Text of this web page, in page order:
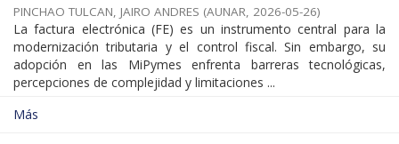
PINCHAO TULCAN, JAIRO ANDRES (AUNAR, 2026-05-26)
La factura electrónica (FE) es un instrumento central para la
modernización tributaria y el control fiscal. Sin embargo, su
adopción en las MiPymes enfrenta barreras tecnológicas,
percepciones de complejidad y limitaciones ...
Más